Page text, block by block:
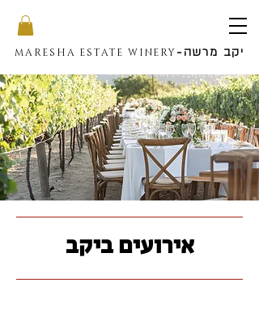
יקב מרשה -
MARESHA ESTATE WINERY
אירועים ביקב